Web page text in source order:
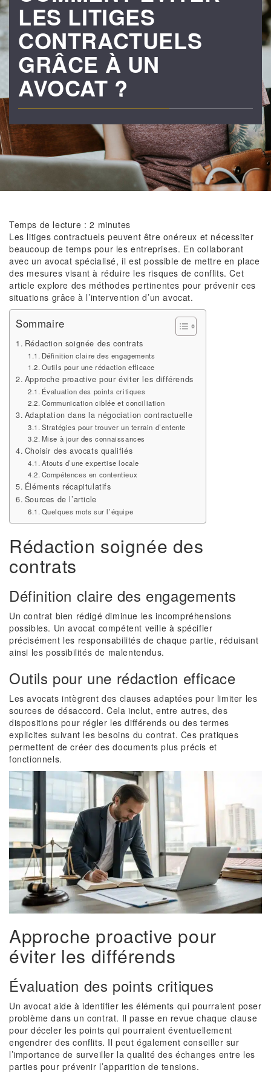
LES LITIGES
CONTRACTUELS
GRÂCE À UN
AVOCAT ?
Temps de lecture :2 minutes
Les litiges contractuels peuvent être onéreux et nécessiter
beaucoup de temps pour les entreprises. En collaborant
avec un avocat spécialisé, il est possible de mettre en place
des mesures visant à réduire les risques de conflits. Cet
article explore des méthodes pertinentes pour prévenir ces
situations grâce à l’intervention d’un avocat.
Sommaire
Rédaction soignée des contrats
Définition claire des engagements
Outils pour une rédaction efficace
Approche proactive pour éviter les différends
Évaluation des points critiques
Communication ciblée et conciliation
Adaptation dans la négociation contractuelle
Stratégies pour trouver un terrain d’entente
Mise à jour des connaissances
Choisir des avocats qualifiés
Atouts d’une expertise locale
Compétences en contentieux
Éléments récapitulatifs
Sources de l’article
Quelques mots sur l’équipe
Rédaction soignée des
contrats
Définition claire des engagements
Un contrat bien rédigé diminue les incompréhensions
possibles. Un avocat compétent veille à spécifier
précisément les responsabilités de chaque partie, réduisant
ainsi les possibilités de malentendus.
Outils pour une rédaction efficace
Les avocats intègrent des clauses adaptées pour limiter les
sources de désaccord. Cela inclut, entre autres, des
dispositions pour régler les différends ou des termes
explicites suivant les besoins du contrat. Ces pratiques
permettent de créer des documents plus précis et
fonctionnels.
Approche proactive pour
éviter les différends
Évaluation des points critiques
Un avocat aide à identifier les éléments qui pourraient poser
problème dans un contrat. Il passe en revue chaque clause
pour déceler les points qui pourraient éventuellement
engendrer des conflits. Il peut également conseiller sur
l’importance de surveiller la qualité des échanges entre les
parties pour prévenir l’apparition de tensions.